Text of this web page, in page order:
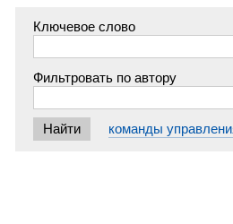
Ключевое слово
Фильтровать по автору
команды